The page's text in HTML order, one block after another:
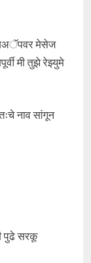
मेसेज
मी तुझे रेझ्युमे
नाव सांगून
पुढे सरकू